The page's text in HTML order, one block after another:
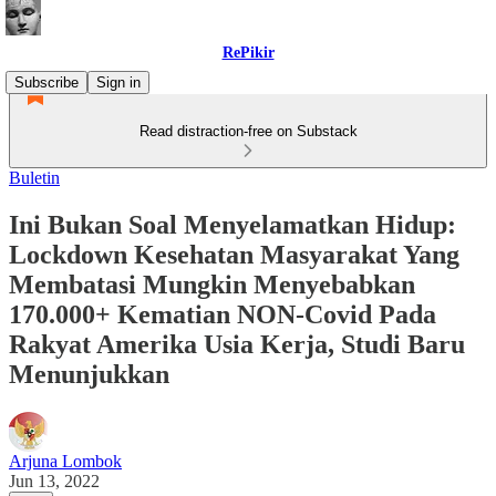
RePikir
Subscribe
Sign in
Read distraction-free on Substack
Buletin
Ini Bukan Soal Menyelamatkan Hidup:
Lockdown Kesehatan Masyarakat Yang
Membatasi Mungkin Menyebabkan
170.000+ Kematian NON-Covid Pada
Rakyat Amerika Usia Kerja, Studi Baru
Menunjukkan
Arjuna Lombok
Jun 13, 2022